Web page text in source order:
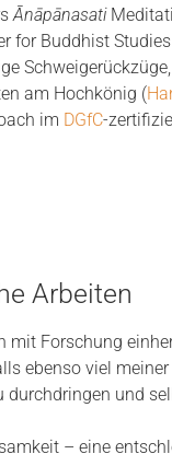
Ānāpānasati
for Buddhist
am Hochkönig (
im DGfC-
Arbeiten
Forschung
ebenso viel
und
– eine